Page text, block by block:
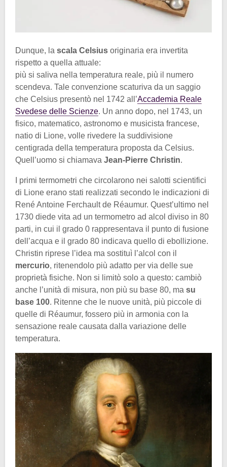
Dunque, la scala Celsius originaria era invertita
rispetto a quella attuale:
più si saliva nella temperatura reale, più il numero
scendeva. Tale convenzione scaturiva da un saggio
che Celsius presentò nel 1742 all’Accademia Reale
Svedese delle Scienze. Un anno dopo, nel 1743, un
fisico, matematico, astronomo e musicista francese,
natio di Lione, volle rivedere la suddivisione
centigrada della temperatura proposta da Celsius.
Quell’uomo si chiamava Jean-Pierre Christin.
I primi termometri che circolarono nei salotti scientifici
di Lione erano stati realizzati secondo le indicazioni di
René Antoine Ferchault de Réaumur. Quest’ultimo nel
1730 diede vita ad un termometro ad alcol diviso in 80
parti, in cui il grado 0 rappresentava il punto di fusione
dell’acqua e il grado 80 indicava quello di ebollizione.
Christin riprese l’idea ma sostituì l’alcol con il
mercurio, ritenendolo più adatto per via delle sue
proprietà fisiche. Non si limitò solo a questo: cambiò
anche l’unità di misura, non più su base 80, ma su
base 100. Ritenne che le nuove unità, più piccole di
quelle di Réaumur, fossero più in armonia con la
sensazione reale causata dalla variazione delle
temperatura.